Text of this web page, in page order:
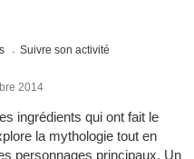
Suivre son activité
2014
ingrédients qui ont fait le
la mythologie tout en
personnages principaux. Un